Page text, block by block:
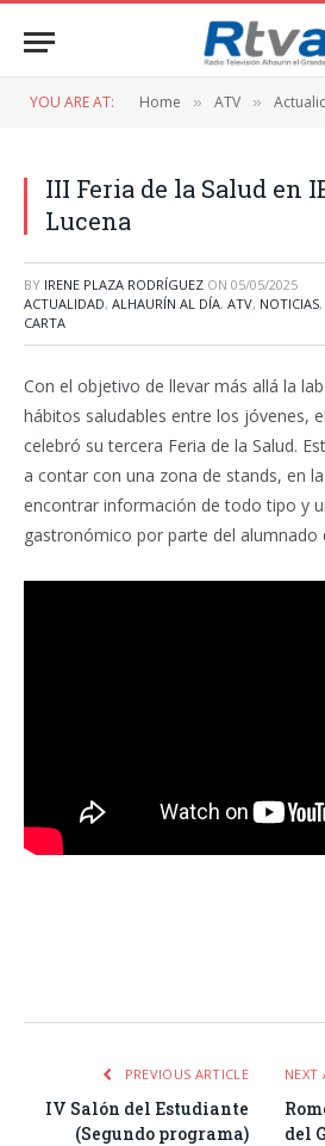
YOU ARE AT: Home » ATV »
III Feria de la Salud en
Lucena
BY IRENE PLAZA RODRÍGUEZ ON 05/05/2025
ACTUALIDAD, ALHAURÍN AL DÍA, ATV, NOTICIAS,
CARTA
Con el objetivo de llevar más allá la
hábitos saludables entre los jóvenes,
celebró su tercera Feria de la Salud.
a contar con una zona de stands, en
encontrar información de todo tipo y
gastronómico por parte del alumnado
PREVIOUS ARTICLE
IV Salón del Estudiante
(Segundo programa)
NEXT
del